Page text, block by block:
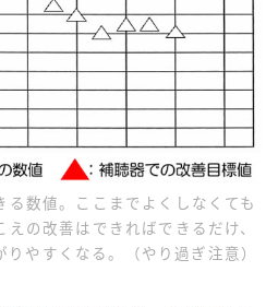
る数値。ここまでよくしなくても
の改善はできればできるだけ、
やすくなる。（やり過ぎ注意）